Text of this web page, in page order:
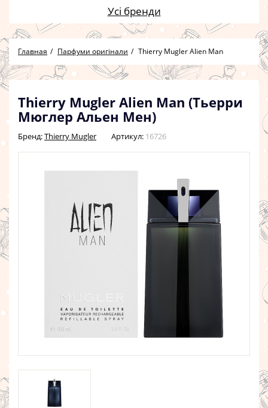
Усі бренди
Главная Парфуми оригінали Thierry Mugler Alien Man
Thierry Mugler Alien Man (Тьерри
Мюглер Альен Мен)
Бренд:Thierry Mugler Артикул: 16726